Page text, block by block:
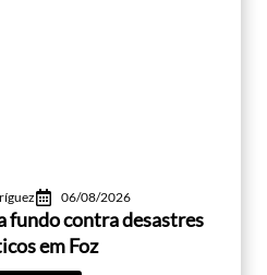
06/08/2026
fundo contra desastres
em Foz